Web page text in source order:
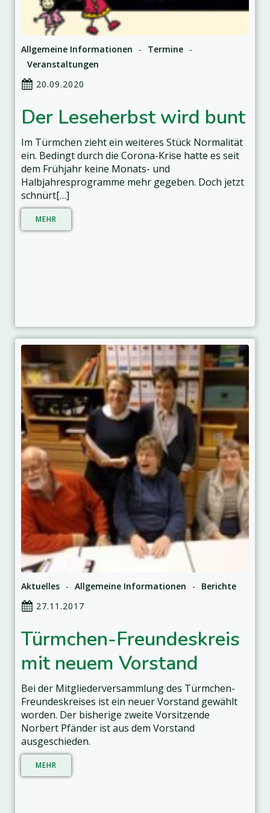
Allgemeine Informationen - Termine -
Veranstaltungen
20.09.2020
Der Leseherbst wird bunt
Im Türmchen zieht ein weiteres Stück Normalität
ein. Bedingt durch die Corona-Krise hatte es seit
dem Frühjahr keine Monats- und
Halbjahresprogramme mehr gegeben. Doch jetzt
schnürt[…]
MEHR
Aktuelles - Allgemeine Informationen -
Berichte
27.11.2017
Türmchen-Freundeskreis
mit neuem Vorstand
Bei der Mitgliederversammlung des Türmchen-
Freundeskreises ist ein neuer Vorstand gewählt
worden. Der bisherige zweite Vorsitzende
Norbert Pfänder ist aus dem Vorstand
ausgeschieden.
MEHR